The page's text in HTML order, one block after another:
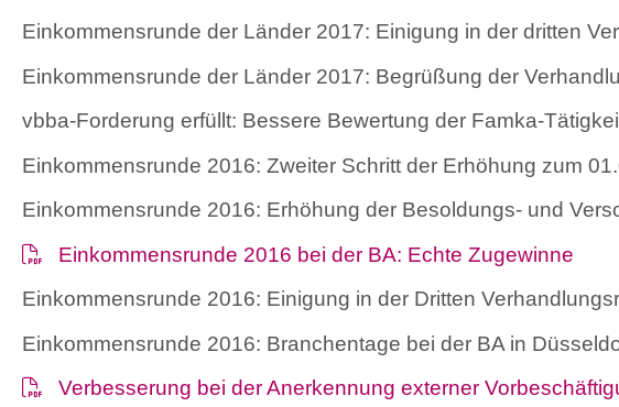
Einkommensrunde der Länder 2017: Einigung in der dritten
Einkommensrunde der Länder 2017: Begrüßung der
vbba-Forderung erfüllt: Bessere Bewertung der Famka-
Einkommensrunde 2016: Zweiter Schritt der Erhöhung zum
Einkommensrunde 2016: Erhöhung der Besoldungs- und
Einkommensrunde 2016 bei der BA: Echte Zugewinne
Einkommensrunde 2016: Einigung in der Dritten
Einkommensrunde 2016: Branchentage bei der BA in
Verbesserung bei der Anerkennung externer